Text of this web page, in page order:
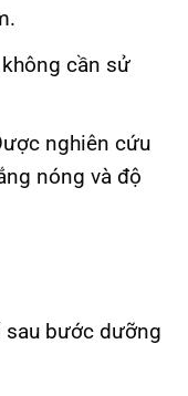
cần sử
nghiên cứu
nóng và độ
sau bước dưỡng